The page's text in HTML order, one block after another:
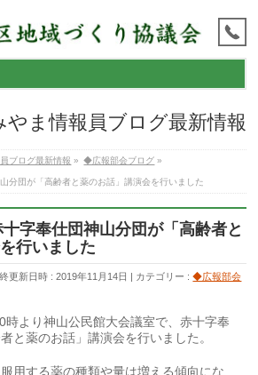
やま情報員ブログ最新情報
ブログ最新情報 » ◆広報部会ブログ »
分団が「高齢者と薬のお話」講演会を行いました
字奉仕団神山分団が「高齢者と
行いました
更新日時 : 2019年11月14日 カテゴリー :◆広報部会
時より神山公民館大会議室で、赤十字奉
と薬のお話」講演会を行いました。
用する薬の種類や量は増える傾向にな